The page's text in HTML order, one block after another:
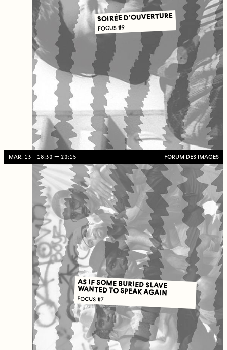
SOIRÉE D’OUVERTURE
FOCUS #9
MAR. 13 18:30 20:15 FORUM DES IMAGES
AS IF SOME BURIED SLAVE
WANTED TO SPEAK AGAIN
FOCUS #7